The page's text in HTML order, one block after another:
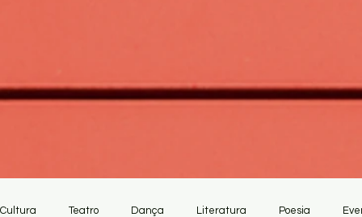
Cultura Teatro Dança Literatura Poesia